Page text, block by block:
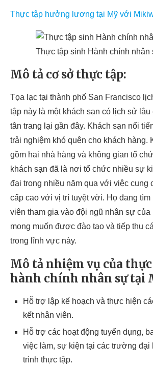
Thực tập hưởng lương tại Mỹ với
Thực tập sinh Hành chính nhân
Mô tả cơ sở thực tập:
Tọa lạc tại thành phố San Francisco
tập này là một khách sạn có lịch sử
tân trang lại gần đây. Khách sạn nổi
trải nghiệm khó quên cho khách hàng.
gồm hai nhà hàng và không gian tổ
khách sạn đã là nơi tổ chức nhiều sự
đại trong nhiều năm qua với việc cung
cấp cao với vị trí tuyệt vời. Họ đang tìm
viên tham gia vào đội ngũ nhân sự
mong muốn được đào tạo và tiếp thu
trong lĩnh vực này.
Mô tả nhiệm vụ của
hành chính nhân sự tại
Hỗ trợ lập kế hoạch và thực hiện
kết nhân viên.
Hỗ trợ các hoạt động tuyển dụng,
việc làm, sự kiện tại các trường đại
trình thực tập.